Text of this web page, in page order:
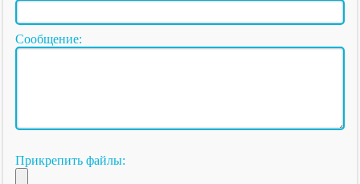
Сообщение:
Прикрепить файлы: